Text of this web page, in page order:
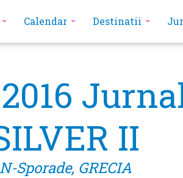
Calendar Destinatii
II
N-Sporade, GRECIA